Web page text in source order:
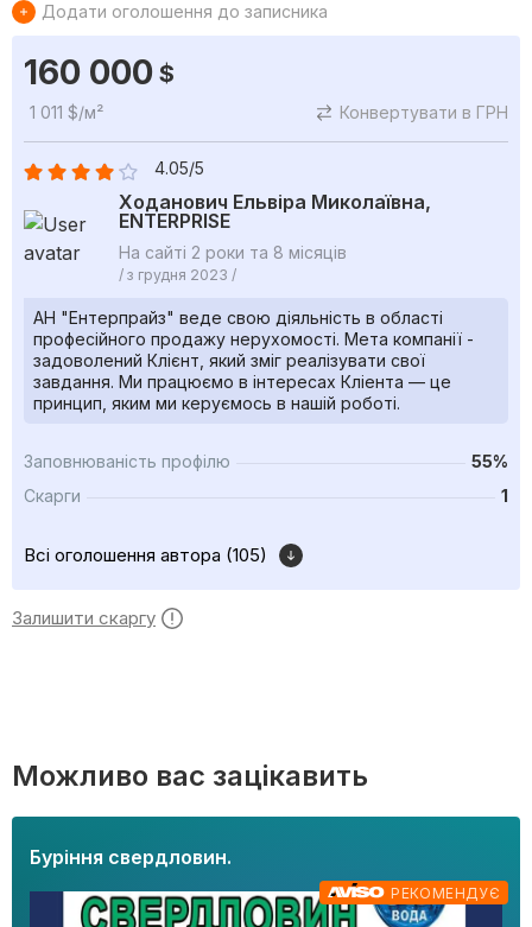
Додати оголошення до записника
160 000 $
1 011 $/м² Конвертувати в ГРН
4.05/5
Ходанович Ельвіра Миколаївна,
ENTERPRISE
На сайті 2 роки та 8 місяців
/ з грудня 2023 /
АН "Ентерпрайз" веде свою діяльність в області
професійного продажу нерухомості. Мета компанії -
задоволений Клієнт, який зміг реалізувати свої
завдання. Ми працюємо в інтересах Кліента — це
принцип, яким ми керуємось в нашій роботі.
Заповнюваність профілю
55%
Скарги
1
Всі оголошення автора (105)
Залишити скаргу
Можливо вас зацікавить
Буріння свердловин.
РЕКОМЕНДУЄ